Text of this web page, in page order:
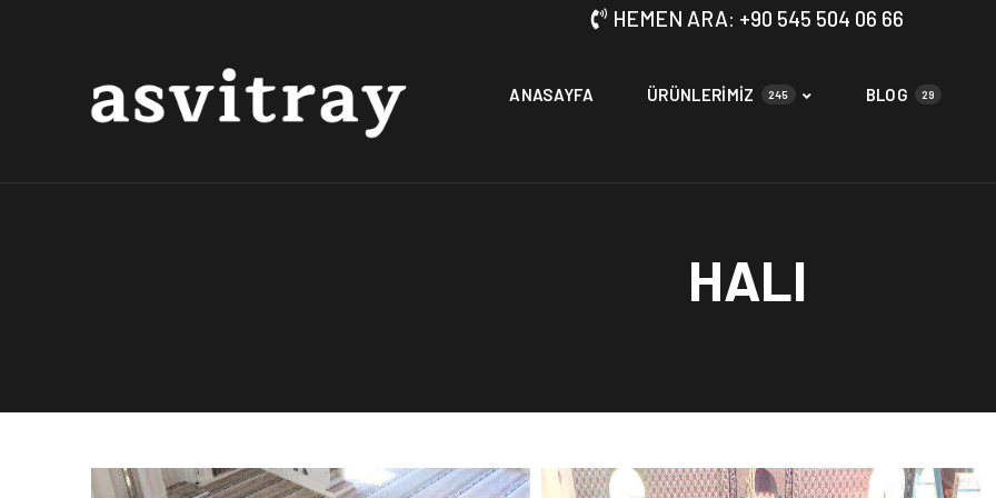
HEMEN ARA: +90 545 504 06 66
ANASAYFA ÜRÜNLERİMİZ 245 BLOG 29
HALI